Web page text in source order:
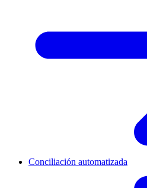
Conciliación automatizada